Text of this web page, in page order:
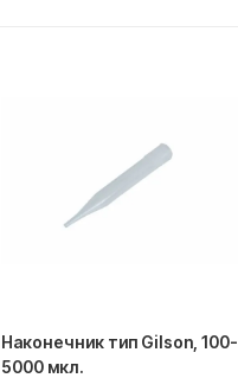
Наконечник тип Gilson, 100-
5000 мкл.